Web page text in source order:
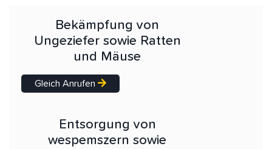
Bekämpfung von
Ungeziefer sowie Ratten
und Mäuse
Gleich Anrufen
Entsorgung von
wespemszern sowie